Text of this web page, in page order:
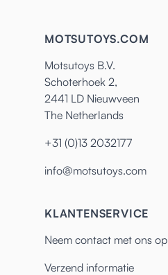
MOTSUTOYS.COM
Motsutoys B.V.
Schoterhoek 2,
2441 LD Nieuwveen
The Netherlands
+31 (0)13 2032177
info@motsutoys.com
KLANTENSERVICE
Neem contact met ons op
Verzend informatie